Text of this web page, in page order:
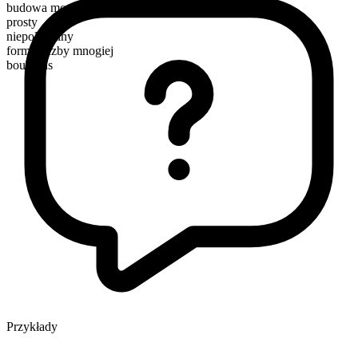
budowa morfologiczna
prosty
niepoliczalny
forma liczby mnogiej
bouillons
Przykłady